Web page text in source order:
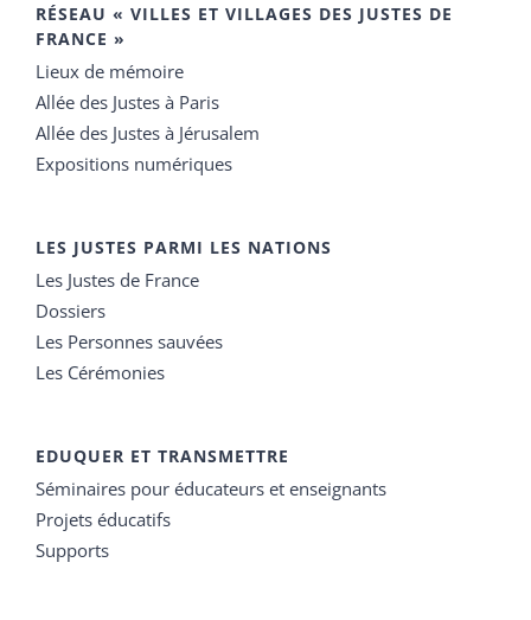
RÉSEAU « VILLES ET VILLAGES DES JUSTES DE
FRANCE »
Lieux de mémoire
Allée des Justes à Paris
Allée des Justes à Jérusalem
Expositions numériques
LES JUSTES PARMI LES NATIONS
Les Justes de France
Dossiers
Les Personnes sauvées
Les Cérémonies
EDUQUER ET TRANSMETTRE
Séminaires pour éducateurs et enseignants
Projets éducatifs
Supports